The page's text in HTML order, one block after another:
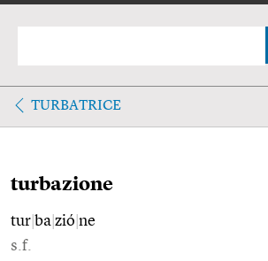
TURBATRICE
turbazione
tur ba zió ne
s.f.